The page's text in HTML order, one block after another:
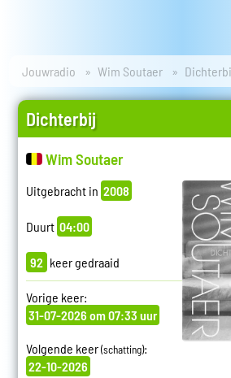
Jouwradio Wim Soutaer
Dichterbij
Wim Soutaer
Uitgebracht in 2008
Duurt 04:00
92 keer gedraaid
Vorige keer:
31-07-2026 om 07:33 uur
Volgende keer(schatting):
22-10-2026